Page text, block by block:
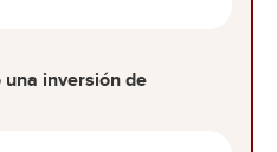
una inversión de